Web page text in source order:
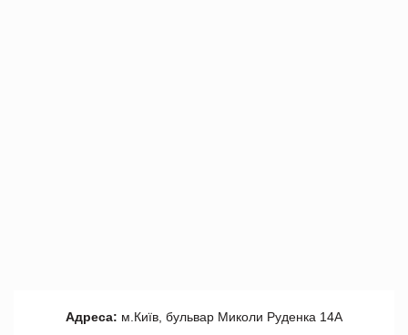
Адреса: м.Київ, бульвар Миколи Руденка 14А